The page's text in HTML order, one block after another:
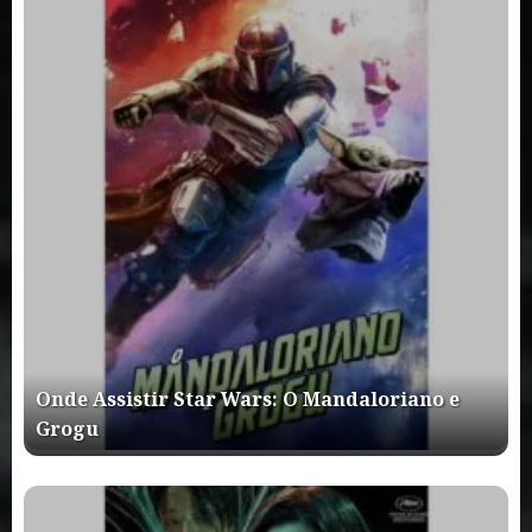
Onde Assistir Star Wars: O Mandaloriano e
Grogu